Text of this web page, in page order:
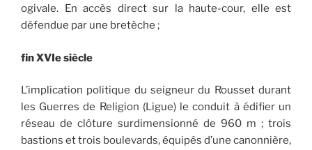
ogivale. En accès direct sur la haute-cour, elle est
défendue par une bretèche ;
fin XVIe siècle
L’implication politique du seigneur du Rousset durant
les Guerres de Religion (Ligue) le conduit à édifier un
réseau de clôture surdimensionné de 960 m ; trois
bastions et trois boulevards, équipés d’une canonnière,